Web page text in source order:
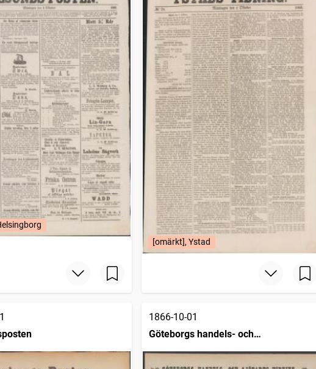
[omärkt], Ystad
1866-10-01
Göteborgs handels- och
sjöfartstidning (1832)